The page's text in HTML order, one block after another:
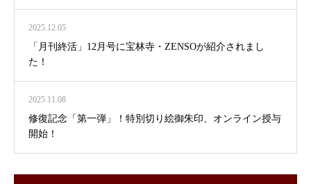
2025.12.05
「月刊終活」12月号に宝林寺・ZENSOが紹介されまし
た！
2025.11.08
修復記念「第一弾」！特別切り絵御朱印、オンライン授与
開始！